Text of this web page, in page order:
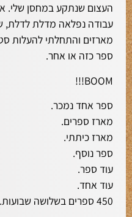
העצום שנתקע במחסן שלי.
עבודה נפלאה מדלת לדלת,
מארזים והתחלתי להעלות
ספר כזה או אחר.
BOOM!!!
ספר אחד נמכר.
מארז ספרים.
מארז כיתתי.
ספר נוסף.
עוד ספר.
עוד אחד.
450 ספרים בשלושה שבועות.